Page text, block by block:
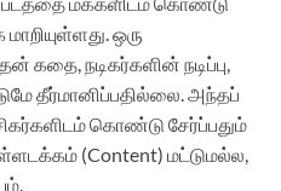
ஒரு
கதை, நடிகர்களின் நடிப்பு,
தீர்மானிப்பதில்லை. அந்தப்
கொண்டு சேர்ப்பதும்
(Content) மட்டுமல்ல,